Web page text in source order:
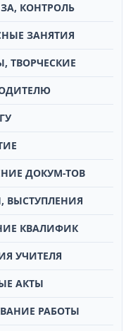
КОНТРОЛЬ
ЗАНЯТИЯ
ТВОРЧЕСКИЕ
ДОКУМ-ТОВ
ВЫСТУПЛЕНИЯ
КВАЛИФИК
УЧИТЕЛЯ
АКТЫ
РАБОТЫ